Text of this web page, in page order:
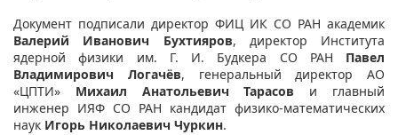
Документ подписали директор ФИЦ ИК СО РАН академик
Валерий Иванович Бухтияров, директор Института
ядерной физики им. Г. И. Будкера СО РАН Павел
Владимирович Логачёв, генеральный директор АО
«ЦПТИ» Михаил Анатольевич Тарасов и главный
инженер ИЯФ СО РАН кандидат физико-математических
наук Игорь Николаевич Чуркин.